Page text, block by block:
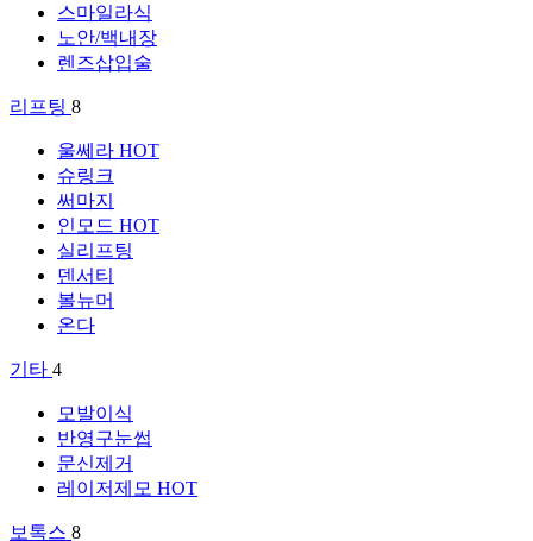
스마일라식
노안/백내장
렌즈삽입술
리프팅 8
울쎄라 HOT
슈링크
써마지
인모드 HOT
실리프팅
덴서티
볼뉴머
온다
기타 4
모발이식
반영구눈썹
문신제거
레이저제모 HOT
보톡스 8